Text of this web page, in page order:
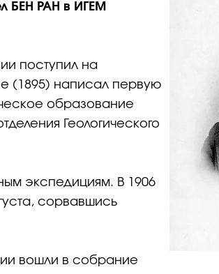
БЕН РАН в ИГЕМ
поступил на
(1895) написал первую
образование
Геологического
экспедициям. В 1906
сорвавшись
вошли в собрание